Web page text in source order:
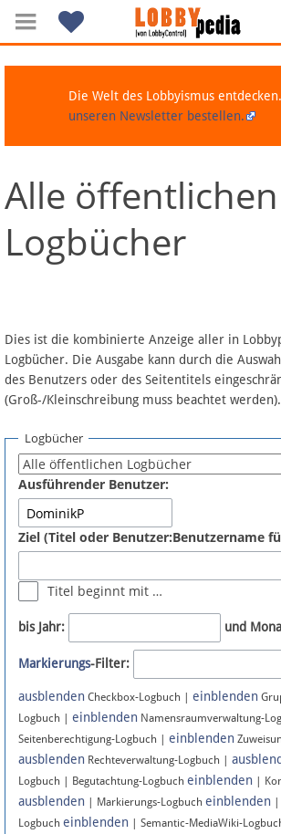
Navigation
Über Lobbypedia
Artikel nach Kategorien
FAQ
Fördermitglied werden
Fehler melden
Newsletter
Bluesky
Facebook
Instagram
Anmelden
Die Welt des Lobbyismus entdecken.
unseren Newsletter bestellen.
Alle öffentlichen
Logbücher
Dies ist die kombinierte Anzeige aller in
Logbücher. Die Ausgabe kann durch die
des Benutzers oder des Seitentitels
(Groß-/Kleinschreibung muss beachtet werden).
Logbücher
Ausführender Benutzer:
Ziel (Titel oder Benutzer:Benutzername
Titel beginnt mit …
bis Jahr: und
Markierungs-Filter:
ausblenden Checkbox-Logbuch | einblenden
Logbuch | einblenden Namensraumverwaltung-
Seitenberechtigung-Logbuch | einblenden
ausblenden Rechteverwaltung-Logbuch |
Logbuch | Begutachtung-Logbuch einblenden |
ausblenden | Markierungs-Logbuch einblenden
Logbuch einblenden | Semantic-MediaWiki-